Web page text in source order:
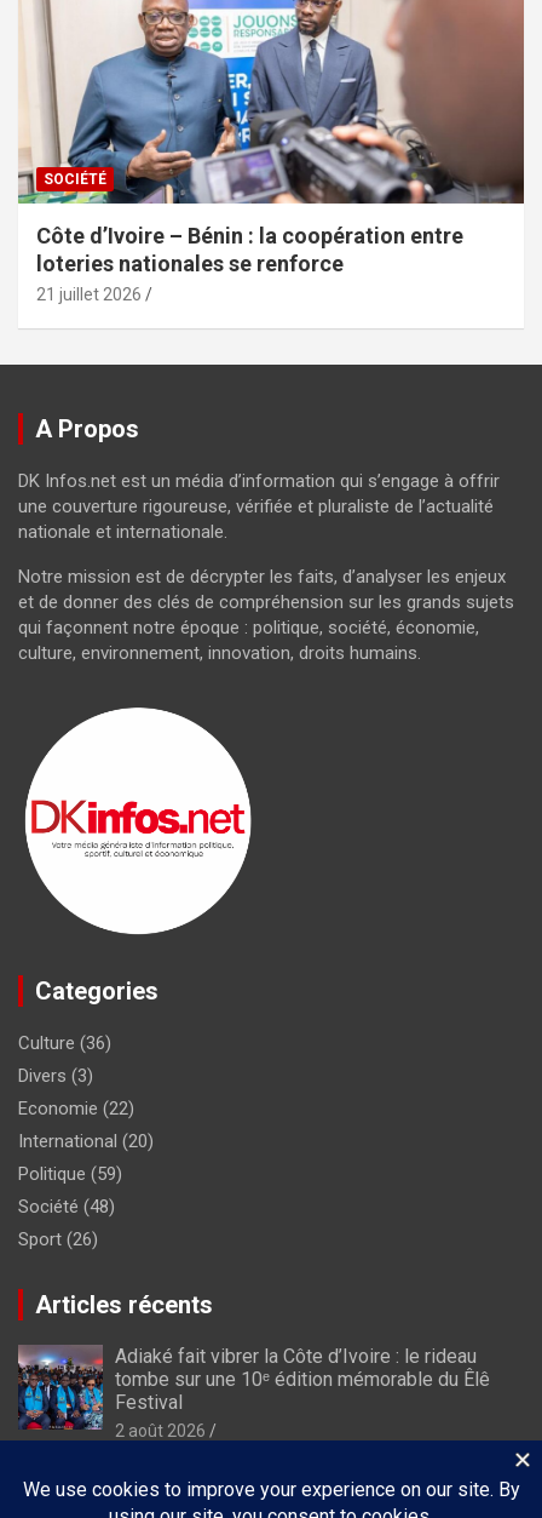
SOCIÉTÉ
Côte d’Ivoire – Bénin : la coopération entre
loteries nationales se renforce
21 juillet 2026
A Propos
DK Infos.net est un média d’information qui s’engage à offrir
une couverture rigoureuse, vérifiée et pluraliste de l’actualité
nationale et internationale.
Notre mission est de décrypter les faits, d’analyser les enjeux
et de donner des clés de compréhension sur les grands sujets
qui façonnent notre époque : politique, société, économie,
culture, environnement, innovation, droits humains.
Categories
Culture (36)
Divers (3)
Economie (22)
International (20)
Politique (59)
Société (48)
Sport (26)
Articles récents
Adiaké fait vibrer la Côte d’Ivoire : le rideau
tombe sur une 10ᵉ édition mémorable du Êlê
Festival
2 août 2026
À Luanda, Dominique Ouattara porte le plaidoyer
africain en faveur de l’autonomisation des